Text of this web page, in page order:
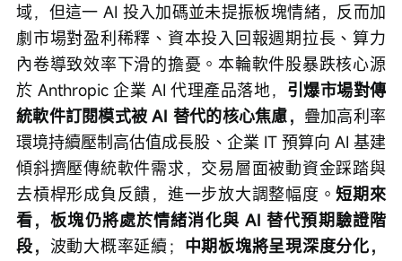
域，但這一 AI 投入加碼並未提振板塊情緒，反而加
劇市場對盈利稀釋、資本投入回報週期拉長、算力
內卷導致效率下滑的擔憂。本輪軟件股暴跌核心源
於 Anthropic 企業 AI 代理產品落地， 引爆市場對傳
統軟件訂閱模式被 AI 替代的核心焦慮， 疊加高利率
環境持續壓制高估值成長股、企業 IT 預算向 AI 基建
傾斜擠壓傳統軟件需求，交易層面被動資金踩踏與
去槓桿形成負反饋，進一步放大調整幅度。短期來
看，板塊仍將處於情緒消化與 AI 替代預期驗證階
段， 波動大概率延續； 中期板塊將呈現深度分化，